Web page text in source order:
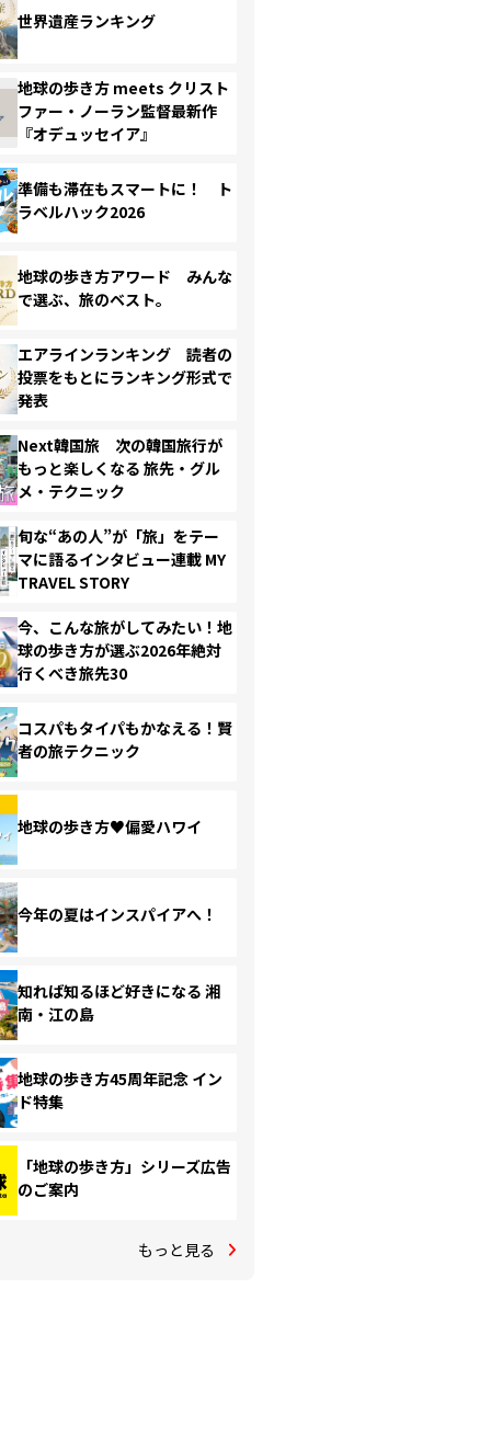
世界遺産ランキング
地球の歩き方 meets クリスト
ファー・ノーラン監督最新作
『オデュッセイア』
準備も滞在もスマートに！ ト
ラベルハック2026
地球の歩き方アワード みんな
で選ぶ、旅のベスト。
エアラインランキング 読者の
投票をもとにランキング形式で
発表
Next韓国旅 次の韓国旅行が
もっと楽しくなる 旅先・グル
メ・テクニック
旬な“あの人”が「旅」をテー
マに語るインタビュー連載 MY
TRAVEL STORY
今、こんな旅がしてみたい！地
球の歩き方が選ぶ2026年絶対
行くべき旅先30
コスパもタイパもかなえる！賢
者の旅テクニック
地球の歩き方♥偏愛ハワイ
今年の夏はインスパイアへ！
知れば知るほど好きになる 湘
南・江の島
地球の歩き方45周年記念 イン
ド特集
「地球の歩き方」シリーズ広告
のご案内
もっと見る